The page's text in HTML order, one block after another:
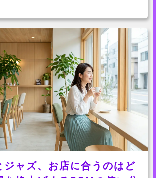
ジャズ、お店に合うのはど